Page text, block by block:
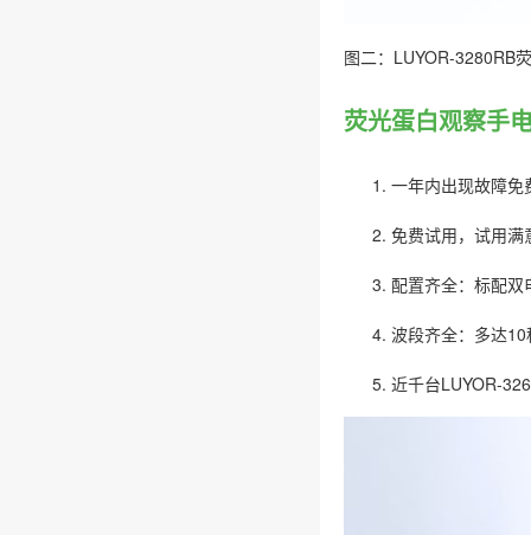
图二：LUYOR-3280RB
荧光蛋白观察手
一年内出现故障免
免费试用，试用满
配置齐全：标配双
波段齐全：多达
近千台LUYOR-